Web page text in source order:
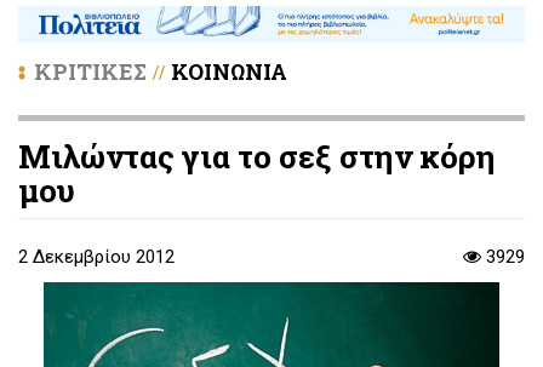
ΚΡΙΤΙΚΕΣ // ΚΟΙΝΩΝΙΑ
Μιλώντας για το σεξ στην κόρη
μου
2 Δεκεμβρίου 2012 3929